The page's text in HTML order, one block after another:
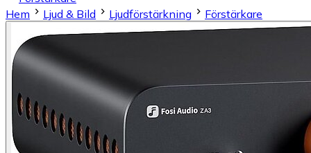
Hem
Ljud & Bild Ljudförstärkning Förstärkare